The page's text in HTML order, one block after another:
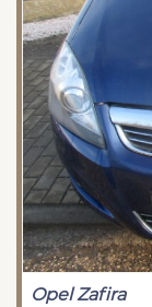
Opel Zafira